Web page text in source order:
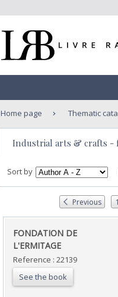
Home page Thematic
Industrial arts & crafts -
Sort by
Previous 1
‎FONDATION DE
L'ERMITAGE‎
Reference : 22139
See the book